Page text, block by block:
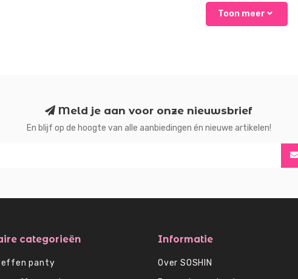
Toon meer
Meld je aan voor onze nieuwsbrief
En blijf op de hoogte van alle aanbiedingen én nieuwe artikelen!
categorieën
effen panty
Informatie
Over SOSHIN